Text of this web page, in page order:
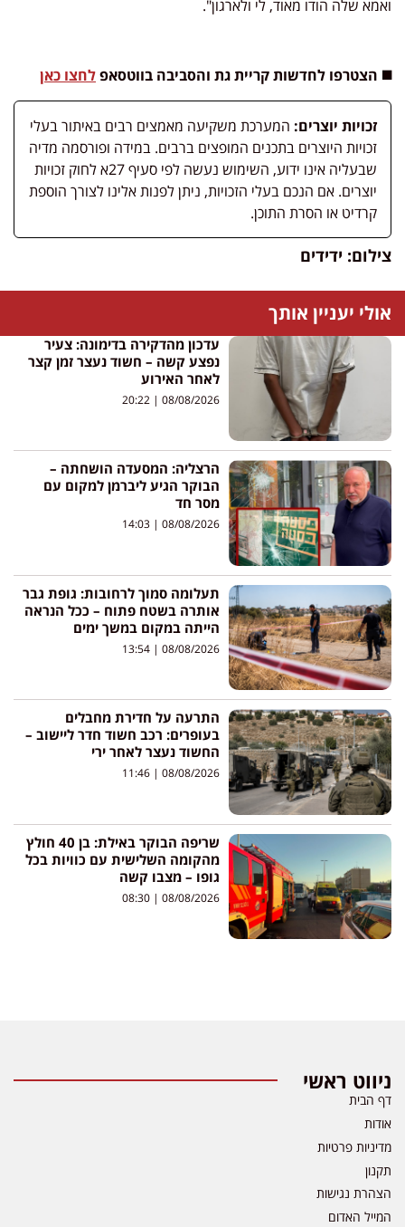
ואמא שלה הודו מאוד, לי ולארגון".
◼️ הצטרפו לחדשות קריית גת והסביבה בווטסאפלחצו כאן
זכויות יוצרים: המערכת משקיעה מאמצים רבים באיתור בעלי
זכויות היוצרים בתכנים המופצים ברבים. במידה ופורסמה מדיה
שבעליה אינו ידוע, השימוש נעשה לפי סעיף 27א לחוק זכויות
יוצרים. אם הנכם בעלי הזכויות, ניתן לפנות אלינו לצורך הוספת
קרדיט או הסרת התוכן.
צילום: ידידים
אולי יעניין אותך
עדכון מהדקירה בדימונה: צעיר
נפצע קשה – חשוד נעצר זמן קצר
לאחר האירוע
08/08/2026
הרצליה: המסעדה הושחתה –
הבוקר הגיע ליברמן למקום עם
מסר חד
08/08/2026
תעלומה סמוך לרחובות: גופת גבר
אותרה בשטח פתוח – ככל הנראה
הייתה במקום במשך ימים
08/08/2026
התרעה על חדירת מחבלים
בעופרים: רכב חשוד חדר ליישוב –
החשוד נעצר לאחר ירי
08/08/2026
שריפה הבוקר באילת: בן 40 חולץ
מהקומה השלישית עם כוויות בכל
גופו – מצבו קשה
08/08/2026
ניווט ראשי
דף הבית
אודות
מדיניות פרטיות
תקנון
הצהרת נגישות
המייל האדום